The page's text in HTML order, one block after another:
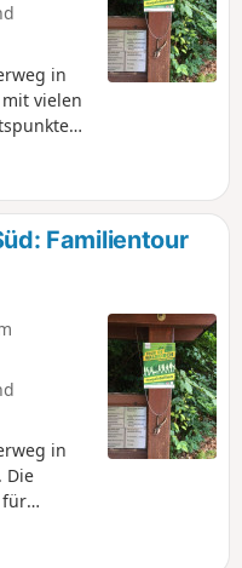
in
vielen
Familientour
in
Die
für
und